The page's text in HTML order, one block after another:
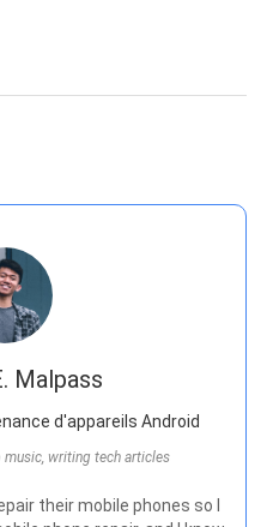
Malpass
d'appareils Android
writing tech articles
their mobile phones so I